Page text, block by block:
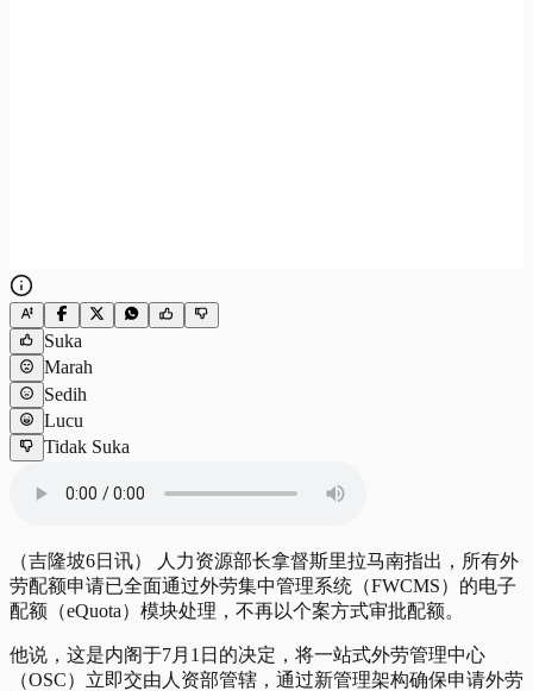
Suka
Marah
Sedih
Lucu
Tidak Suka
（吉隆坡6日讯） 人力资源部长拿督斯里拉马南指出，所有外
劳配额申请已全面通过外劳集中管理系统（FWCMS）的电子
配额（eQuota）模块处理，不再以个案方式审批配额。
他说，这是内阁于7月1日的决定，将一站式外劳管理中心
（OSC）立即交由人资部管辖，通过新管理架构确保申请外劳